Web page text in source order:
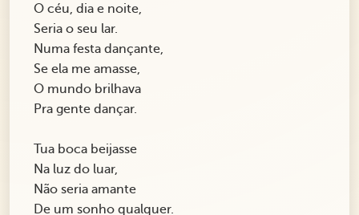
O céu, dia e noite,
Seria o seu lar.
Numa festa dançante,
Se ela me amasse,
O mundo brilhava
Pra gente dançar.
Tua boca beijasse
Na luz do luar,
Não seria amante
De um sonho qualquer.